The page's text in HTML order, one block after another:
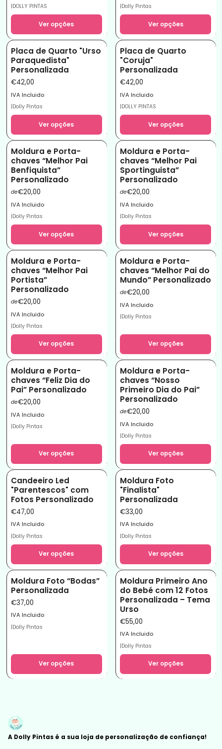
|DOLLY PINTAS
Ver opções
|Dolly Pintas
Ver opções
Placa de Quarto "Urso
Paraquedista"
Personalizada
€42,00
IVA Incluido
|Dolly Pintas
Ver opções
Placa de Quarto
"Coruja"
Personalizada
€42,00
IVA Incluido
|DOLLY PINTAS
Ver opções
Moldura e Porta-
chaves “Melhor Pai
Benfiquista”
Personalizado
de€20,00
IVA Incluido
|Dolly Pintas
Ver opções
Moldura e Porta-
chaves “Melhor Pai
Sportinguista”
Personalizado
de€20,00
IVA Incluido
|Dolly Pintas
Ver opções
Moldura e Porta-
chaves “Melhor Pai
Portista”
Personalizado
de€20,00
IVA Incluido
|Dolly Pintas
Ver opções
Moldura e Porta-
chaves “Melhor Pai do
Mundo” Personalizado
de€20,00
IVA Incluido
|Dolly Pintas
Ver opções
Moldura e Porta-
chaves “Feliz Dia do
Pai” Personalizado
de€20,00
IVA Incluido
|Dolly Pintas
Ver opções
Moldura e Porta-
chaves “Nosso
Primeiro Dia do Pai”
Personalizado
de€20,00
IVA Incluido
|Dolly Pintas
Ver opções
Candeeiro Led
"Parentescos" com
Fotos Personalizado
€47,00
IVA Incluido
|Dolly Pintas
Ver opções
Moldura Foto
"Finalista"
Personalizada
€33,00
IVA Incluido
|Dolly Pintas
Ver opções
Moldura Foto “Bodas”
Personalizada
€37,00
IVA Incluido
|Dolly Pintas
Ver opções
Moldura Primeiro Ano
do Bebé com 12 Fotos
Personalizada – Tema
Urso
€55,00
IVA Incluido
|Dolly Pintas
Ver opções
A Dolly Pintas é a sua loja de personalização de confiança!